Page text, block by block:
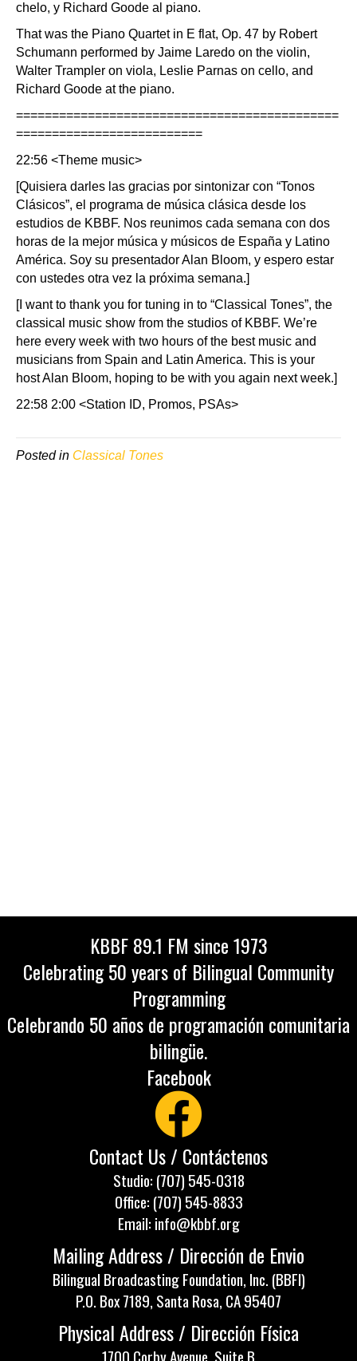
chelo, y Richard Goode al piano.
That was the Piano Quartet in E flat, Op. 47 by Robert
Schumann performed by Jaime Laredo on the violin,
Walter Trampler on viola, Leslie Parnas on cello, and
Richard Goode at the piano.
=============================================
==========================
22:56 <Theme music>
[Quisiera darles las gracias por sintonizar con “Tonos
Clásicos”, el programa de música clásica desde los
estudios de KBBF. Nos reunimos cada semana con dos
horas de la mejor música y músicos de España y Latino
América. Soy su presentador Alan Bloom, y espero estar
con ustedes otra vez la próxima semana.]
[I want to thank you for tuning in to “Classical Tones”, the
classical music show from the studios of KBBF. We’re
here every week with two hours of the best music and
musicians from Spain and Latin America. This is your
host Alan Bloom, hoping to be with you again next week.]
22:58 2:00 <Station ID, Promos, PSAs>
Posted in Classical Tones
KBBF 89.1 FM since 1973
Celebrating 50 years of Bilingual Community
Programming
Celebrando 50 años de programación comunitaria
bilingüe.
Facebook
Contact Us / Contáctenos
Studio: (707) 545-0318
Office: (707) 545-8833
Email: info@kbbf.org
Mailing Address / Dirección de Envio
Bilingual Broadcasting Foundation, Inc. (BBFI)
P.O. Box 7189, Santa Rosa, CA 95407
Physical Address / Dirección Física